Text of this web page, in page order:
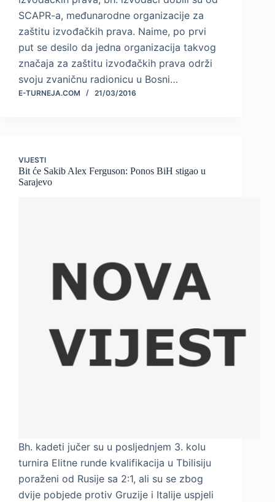
SCAPR-a, međunarodne organizacije za
zaštitu izvođačkih prava. Naime, po prvi
put se desilo da jedna organizacija takvog
značaja za zaštitu izvođačkih prava održi
svoju zvaničnu radionicu u Bosni…
E-TURNEJA.COM 21/03/2016
VIJESTI
Bit će Sakib Alex Ferguson: Ponos BiH stigao u
Sarajevo
Bh. kadeti jučer su u posljednjem 3. kolu
turnira Elitne runde kvalifikacija u Tbilisiju
poraženi od Rusije sa 2:1, ali su se zbog
dvije pobjede protiv Gruzije i Italije uspjeli